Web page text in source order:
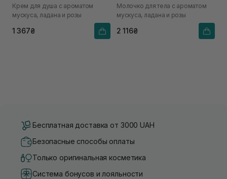
200 мл
Крем для душа с ароматом
мускуса, ладана и розы
1 367₴
Молочко для тела с ароматом
мускуса, ладана и розы
2 116₴
Бесплатная доставка от 3000 UAH
Безопасные способы оплаты
Только оригинальная косметика
Система бонусов и лояльности